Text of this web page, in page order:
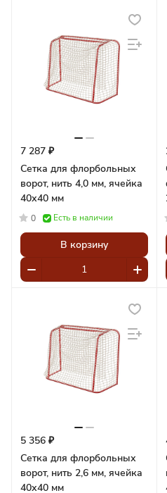
7 287 ₽
Сетка для флорбольных
ворот, нить 4,0 мм, ячейка
40х40 мм
0 Есть в наличии
В корзину
5 356 ₽
Сетка для флорбольных
ворот, нить 2,6 мм, ячейка
40х40 мм